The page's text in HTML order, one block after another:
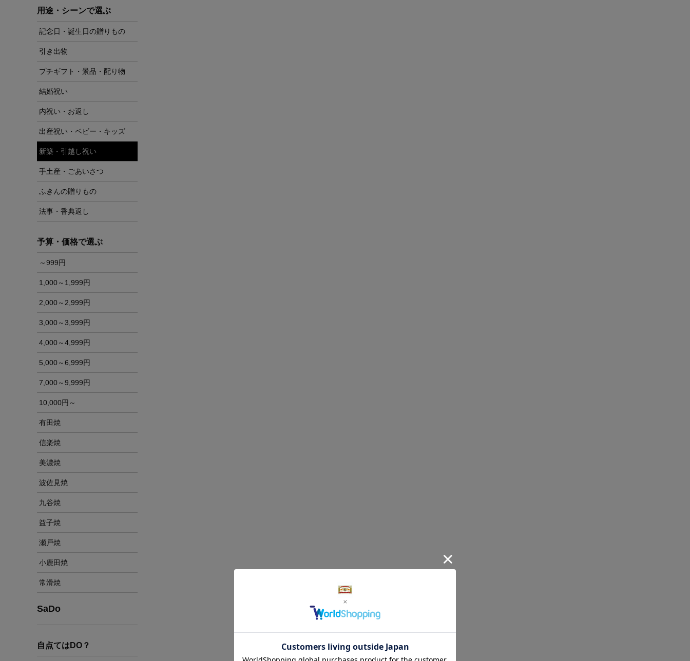
用途・シーンで選ぶ
記念日・誕生日の贈りもの
引き出物
プチギフト・景品・配り物
結婚祝い
内祝い・お返し
出産祝い・ベビー・キッズ
新築・引越し祝い
手土産・ごあいさつ
ふきんの贈りもの
法事・香典返し
予算・価格で選ぶ
～999円
1,000～1,999円
2,000～2,999円
3,000～3,999円
4,000～4,999円
5,000～6,999円
7,000～9,999円
10,000円～
有田焼
信楽焼
美濃焼
波佐見焼
九谷焼
益子焼
瀬戸焼
小鹿田焼
常滑焼
SaDo
自点てはDO？